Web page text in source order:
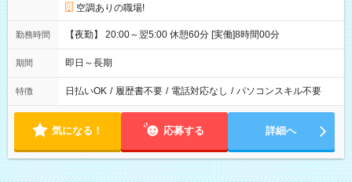
空調ありの職場!
勤務時間 【夜勤】 20:00～翌5:00 休憩60分 [実働]8時間00分
期間 即日～長期
特徴 日払いOK / 履歴書不要 / 電話対応なし / パソコンスキル不要
気になる！ 応募する 詳細へ